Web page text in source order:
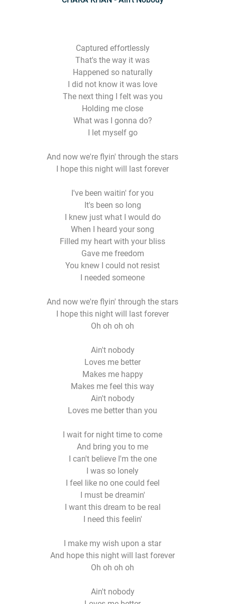
Captured effortlessly
That's the way it was
Happened so naturally
I did not know it was love
The next thing I felt was you
Holding me close
What was I gonna do?
I let myself go
And now we're flyin' through the stars
I hope this night will last forever
I've been waitin' for you
It's been so long
I knew just what I would do
When I heard your song
Filled my heart with your bliss
Gave me freedom
You knew I could not resist
I needed someone
And now we're flyin' through the stars
I hope this night will last forever
Oh oh oh oh
Ain't nobody
Loves me better
Makes me happy
Makes me feel this way
Ain't nobody
Loves me better than you
I wait for night time to come
And bring you to me
I can't believe I'm the one
I was so lonely
I feel like no one could feel
I must be dreamin'
I want this dream to be real
I need this feelin'
I make my wish upon a star
And hope this night will last forever
Oh oh oh oh
Ain't nobody